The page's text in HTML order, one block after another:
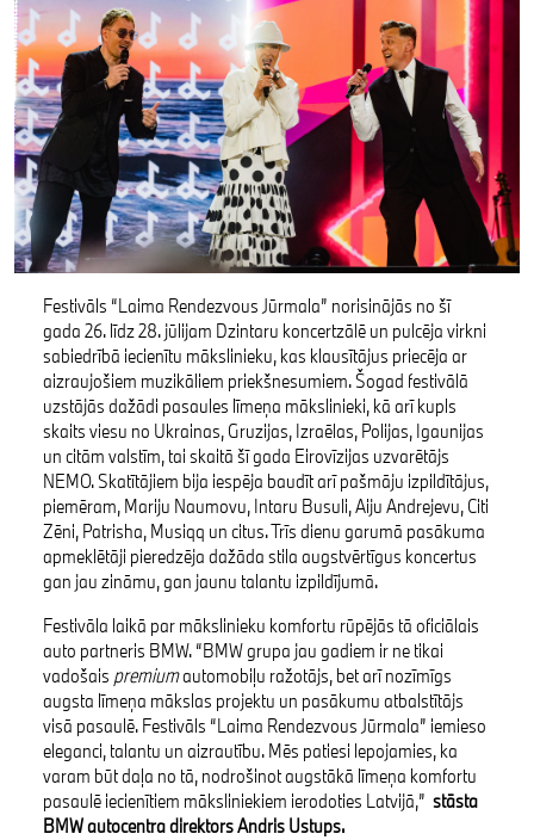
Festivāls “Laima Rendezvous Jūrmala” norisinājās no šī
gada 26. līdz 28. jūlijam Dzintaru koncertzālē un pulcēja virkni
sabiedrībā iecienītu mākslinieku, kas klausītājus priecēja ar
aizraujošiem muzikāliem priekšnesumiem. Šogad festivālā
uzstājās dažādi pasaules līmeņa mākslinieki, kā arī kupls
skaits viesu no Ukrainas, Gruzijas, Izraēlas, Polijas, Igaunijas
un citām valstīm, tai skaitā šī gada Eirovīzijas uzvarētājs
NEMO. Skatītājiem bija iespēja baudīt arī pašmāju izpildītājus,
piemēram, Mariju Naumovu, Intaru Busuli, Aiju Andrejevu, Citi
Zēni, Patrisha, Musiqq un citus. Trīs dienu garumā pasākuma
apmeklētāji pieredzēja dažāda stila augstvērtīgus koncertus
gan jau zināmu, gan jaunu talantu izpildījumā.
Festivāla laikā par mākslinieku komfortu rūpējās tā oficiālais
auto partneris BMW. “BMW grupa jau gadiem ir ne tikai
vadošais premiumautomobiļu ražotājs, bet arī nozīmīgs
augsta līmeņa mākslas projektu un pasākumu atbalstītājs
visā pasaulē. Festivāls “Laima Rendezvous Jūrmala” iemieso
eleganci, talantu un aizrautību. Mēs patiesi lepojamies, ka
varam būt daļa no tā, nodrošinot augstākā līmeņa komfortu
pasaulē iecienītiem māksliniekiem ierodoties Latvijā,” stāsta
BMW autocentra direktors Andris Ustups.